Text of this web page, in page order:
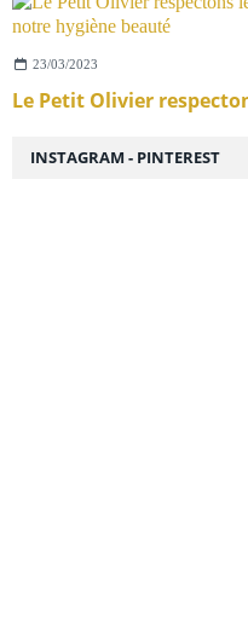
23/03/2023
INSTAGRAM - PINTEREST